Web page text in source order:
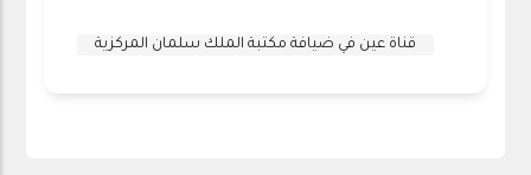
قناة عين في ضيافة مكتبة الملك سلمان المركزية